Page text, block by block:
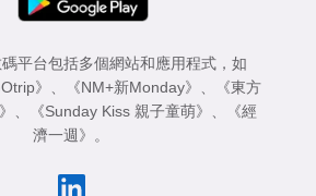
平台包括多個網站和應用程式，如
》 《NM+新Monday》
《東方
《Sunday Kiss 親子童萌》
《經
濟一週》
。